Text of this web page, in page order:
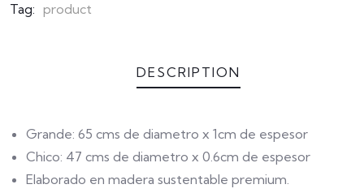
Tag: product
DESCRIPTION
Grande: 65 cms de diametro x 1cm de espesor
Chico: 47 cms de diametro x 0.6cm de espesor
Elaborado en madera sustentable premium.